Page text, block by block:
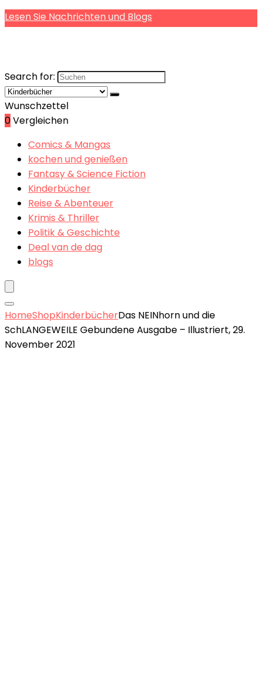
Lesen Sie Nachrichten und Blogs
Search for:
Wunschzettel
0Vergleichen
Comics & Mangas
kochen und genießen
Fantasy & Science Fiction
Kinderbücher
Reise & Abenteuer
Krimis & Thriller
Politik & Geschichte
Deal van de dag
blogs
HomeShopKinderbücherDas NEINhorn und die
SchLANGEWEILE Gebundene Ausgabe – Illustriert, 29.
November 2021